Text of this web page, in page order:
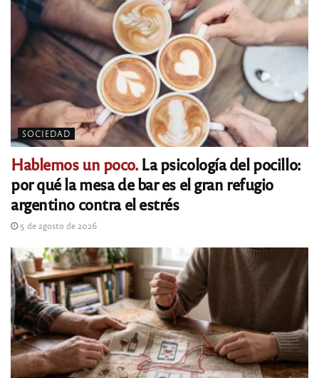
SOCIEDAD
Hablemos un poco.La psicología del pocillo:
por qué la mesa de bar es el gran refugio
argentino contra el estrés
5 de agosto de 2026